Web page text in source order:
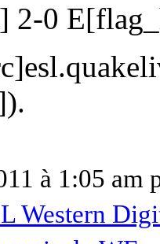
2-0
à 1:05 am
Western